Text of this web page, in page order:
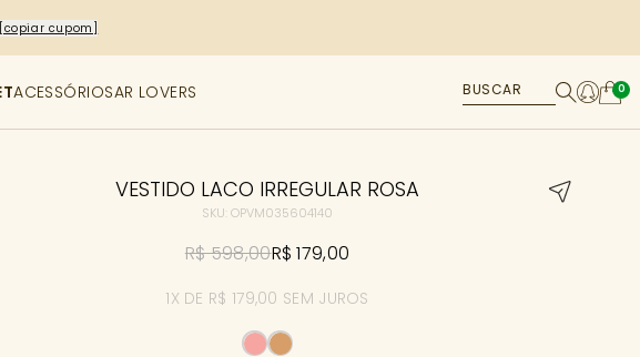
[copiar cupom]
ACESSÓRIOSAR LOVERS 0
VESTIDO LACO IRREGULAR ROSA
SKU: OPVM035604140
R$ 598,00R$ 179,00
1X DE R$ 179,00 SEM JUROS